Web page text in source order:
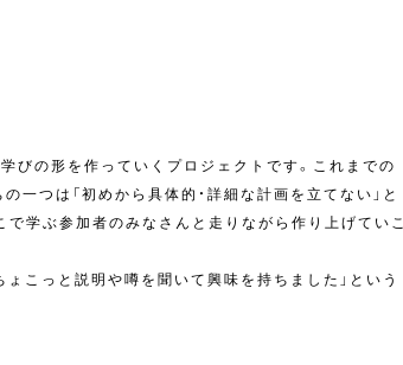
びの形を作っていくプロジェクトです。これまでの
一つは「初めから具体的・詳細な計画を立てない」と
で学ぶ参加者のみなさんと走りながら作り上げていこ
こっと説明や噂を聞いて興味を持ちました」という